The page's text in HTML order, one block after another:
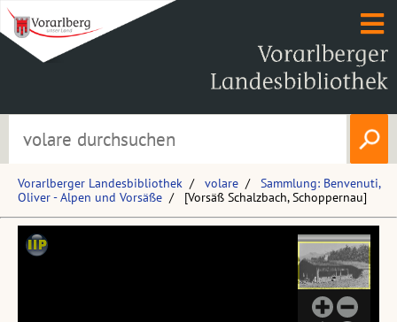
Vorarlberger Landesbibliothek volare
Sammlung: Benvenuti,
Oliver - Alpen und Vorsäße
[Vorsäß Schalzbach, Schoppernau]